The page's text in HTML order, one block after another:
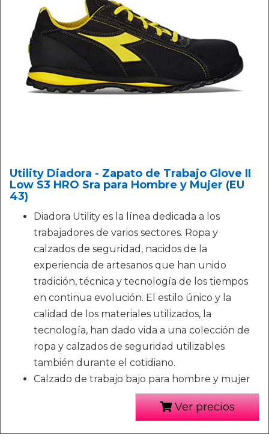
Utility Diadora - Zapato de Trabajo Glove II
Low S3 HRO Sra para Hombre y Mujer (EU
43)
Diadora Utility es la línea dedicada a los
trabajadores de varios sectores. Ropa y
calzados de seguridad, nacidos de la
experiencia de artesanos que han unido
tradición, técnica y tecnología de los tiempos
en continua evolución. El estilo único y la
calidad de los materiales utilizados, la
tecnología, han dado vida a una colección de
ropa y calzados de seguridad utilizables
también durante el cotidiano.
Calzado de trabajo bajo para hombre y mujer
Ver precios